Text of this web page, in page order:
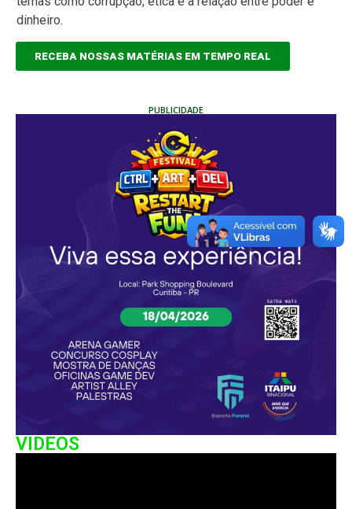
dinheiro.
RECEBA NOSSAS MATÉRIAS EM TEMPO REAL
PUBLICIDADE
VIDEOS